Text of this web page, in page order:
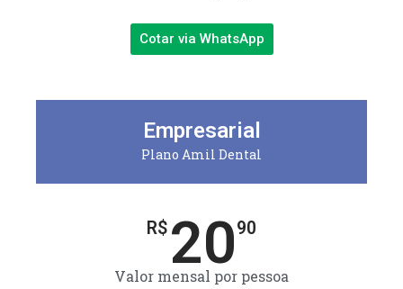
Cotar via WhatsApp
Empresarial
Plano Amil Dental
R$ 2090
Valor mensal por pessoa